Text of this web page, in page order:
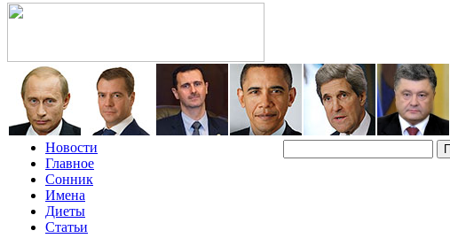
Новости
Главное
Сонник
Имена
Диеты
Статьи